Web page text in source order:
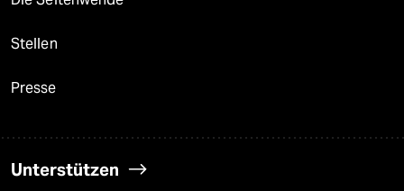
Stellen
Presse
Unterstützen